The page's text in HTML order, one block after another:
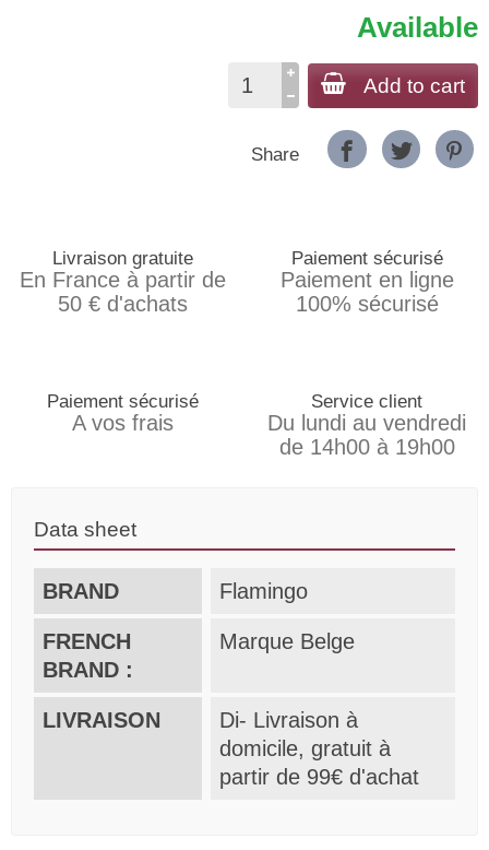
Available
Add to cart
Share
Livraison gratuite
En France à partir de
50 € d'achats
Paiement sécurisé
Paiement en ligne
100% sécurisé
Paiement sécurisé
A vos frais
Service client
Du lundi au vendredi
de 14h00 à 19h00
Data sheet
BRAND Flamingo
FRENCH
BRAND :
Marque Belge
LIVRAISON
Di- Livraison à
domicile, gratuit à
partir de 99€ d'achat